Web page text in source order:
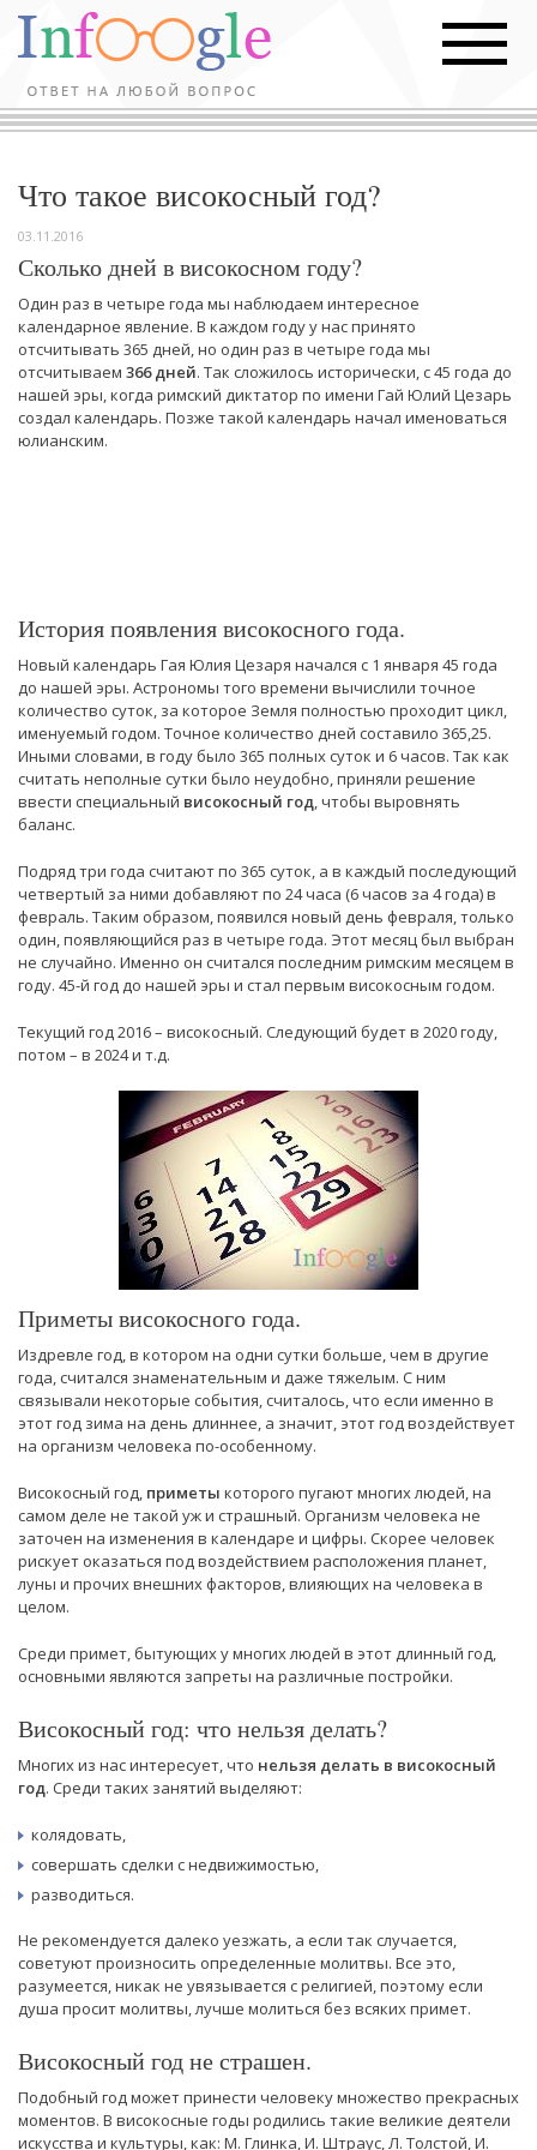
Что такое високосный год?
03.11.2016
Сколько дней в високосном году?
Один раз в четыре года мы наблюдаем интересное
календарное явление. В каждом году у нас принято
отсчитывать 365 дней, но один раз в четыре года мы
отсчитываем 366 дней. Так сложилось исторически, с 45 года до
нашей эры, когда римский диктатор по имени Гай Юлий Цезарь
создал календарь. Позже такой календарь начал именоваться
юлианским.
История появления високосного года.
Новый календарь Гая Юлия Цезаря начался с 1 января 45 года
до нашей эры. Астрономы того времени вычислили точное
количество суток, за которое Земля полностью проходит цикл,
именуемый годом. Точное количество дней составило 365,25.
Иными словами, в году было 365 полных суток и 6 часов. Так как
считать неполные сутки было неудобно, приняли решение
ввести специальный високосный год, чтобы выровнять
баланс.
Подряд три года считают по 365 суток, а в каждый последующий
четвертый за ними добавляют по 24 часа (6 часов за 4 года) в
февраль. Таким образом, появился новый день февраля, только
один, появляющийся раз в четыре года. Этот месяц был выбран
не случайно. Именно он считался последним римским месяцем в
году. 45-й год до нашей эры и стал первым високосным годом.
Текущий год 2016 – високосный. Следующий будет в 2020 году,
потом – в 2024 и т.д.
Приметы високосного года.
Издревле год, в котором на одни сутки больше, чем в другие
года, считался знаменательным и даже тяжелым. С ним
связывали некоторые события, считалось, что если именно в
этот год зима на день длиннее, а значит, этот год воздействует
на организм человека по-особенному.
Високосный год, приметы которого пугают многих людей, на
самом деле не такой уж и страшный. Организм человека не
заточен на изменения в календаре и цифры. Скорее человек
рискует оказаться под воздействием расположения планет,
луны и прочих внешних факторов, влияющих на человека в
целом.
Среди примет, бытующих у многих людей в этот длинный год,
основными являются запреты на различные постройки.
Високосный год: что нельзя делать?
Многих из нас интересует, что нельзя делать в високосный
год. Среди таких занятий выделяют:
колядовать,
совершать сделки с недвижимостью,
разводиться.
Не рекомендуется далеко уезжать, а если так случается,
советуют произносить определенные молитвы. Все это,
разумеется, никак не увязывается с религией, поэтому если
душа просит молитвы, лучше молиться без всяких примет.
Високосный год не страшен.
Подобный год может принести человеку множество прекрасных
моментов. В високосные годы родились такие великие деятели
искусства и культуры, как: М. Глинка, И. Штраус, Л. Толстой, И.